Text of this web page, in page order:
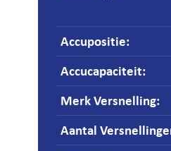
Accupositie:
Accucapaciteit:
Merk Versnelling:
Aantal